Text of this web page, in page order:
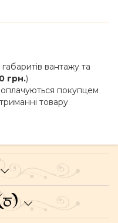
вантажу та
грн.)
оплачуються покупцем
товару